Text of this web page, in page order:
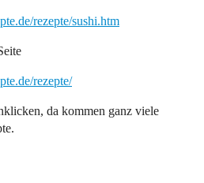
rezepte/sushi.htm
rezepte/
da kommen ganz viele